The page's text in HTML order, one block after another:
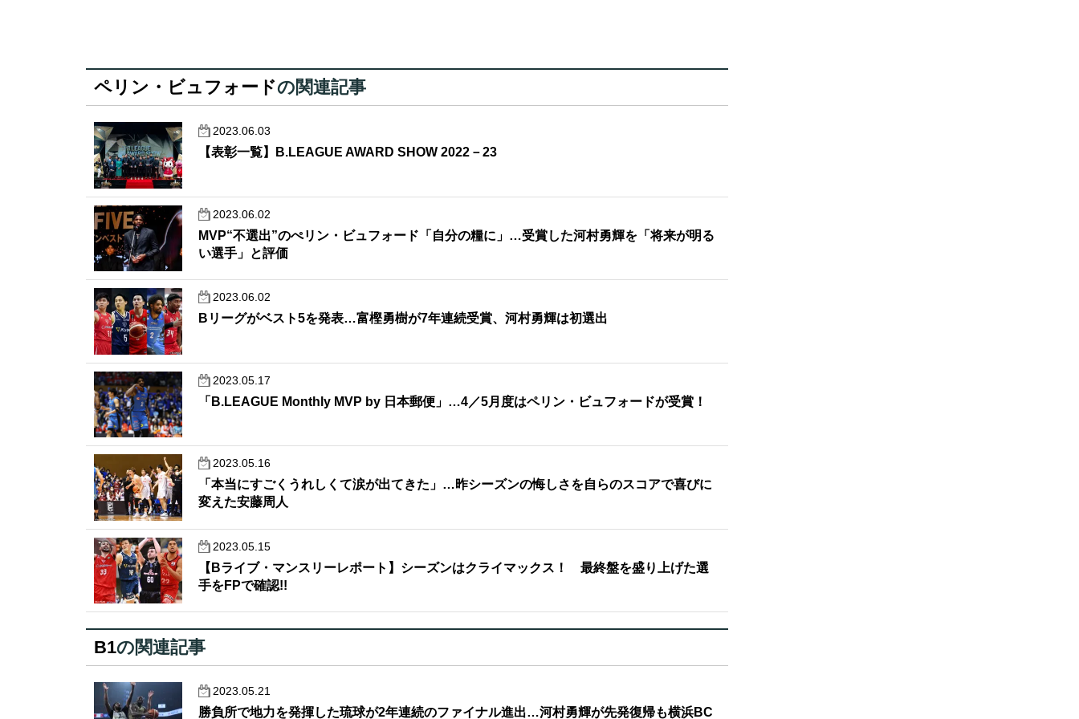
ペリン・ビュフォードの関連記事
2023.06.03
【表彰一覧】B.LEAGUE AWARD SHOW 2022－23
2023.06.02
MVP“不選出”のぺリン・ビュフォード「自分の糧に」…受賞した河村勇輝を「将来が明る
い選手」と評価
2023.06.02
Bリーグがベスト5を発表…富樫勇樹が7年連続受賞、河村勇輝は初選出
2023.05.17
「B.LEAGUE Monthly MVP by 日本郵便」…4／5月度はペリン・ビュフォードが受賞！
2023.05.16
「本当にすごくうれしくて涙が出てきた」…昨シーズンの悔しさを自らのスコアで喜びに
変えた安藤周人
2023.05.15
【Bライブ・マンスリーレポート】シーズンはクライマックス！ 最終盤を盛り上げた選
手をFPで確認!!
B1の関連記事
2023.05.21
勝負所で地力を発揮した琉球が2年連続のファイナル進出…河村勇輝が先発復帰も横浜BC